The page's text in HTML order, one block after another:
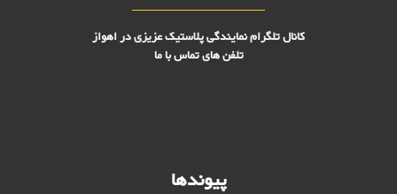
کانال تلگرام نمایندگی پلاستیک عزیزی در اهواز
تلفن های تماس با ما
پیوندها